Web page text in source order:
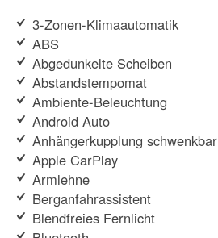
3-Zonen-Klimaautomatik
ABS
Abgedunkelte Scheiben
Abstandstempomat
Ambiente-Beleuchtung
Android Auto
Anhängerkupplung schwenkbar
Apple CarPlay
Armlehne
Berganfahrassistent
Blendfreies Fernlicht